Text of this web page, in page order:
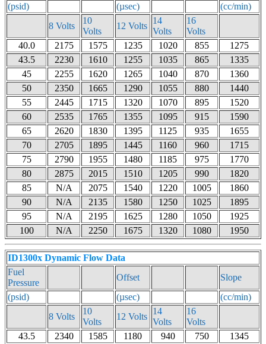
(psid)
(µsec)
(cc/min)
8 Volts
10
Volts
12 Volts
14
Volts
16
Volts
40.0
2175 1575 1235 1020 855
1275
43.5
2230 1610 1255 1035 865
1335
45
2255 1620 1265 1040 870
1360
50
2350 1665 1290 1055 880
1440
55
2445 1715 1320 1070 895
1520
60
2535 1765 1355 1095 915
1590
65
2620 1830 1395 1125 935
1655
70
2705 1895 1445 1160 960
1715
75
2790 1955 1480 1185 975
1770
80
2875 2015 1510 1205 990
1820
85
N/A 2075 1540 1220 1005
1860
90
N/A 2135 1580 1250 1025
1895
95
N/A 2195 1625 1280 1050
1925
100
N/A 2250 1675 1320 1080 1950
ID1300x Dynamic Flow Data
Fuel
Pressure
Offset
Slope
(psid)
(µsec)
(cc/min)
8 Volts
10
Volts
12 Volts
14
Volts
16
Volts
43.5
2340 1585 1180 940 750
1345